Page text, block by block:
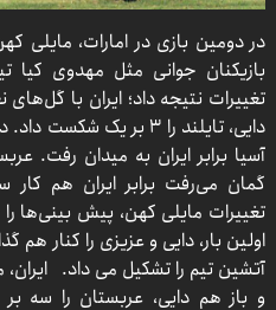
در دومین بازی در امارات، مایلی
بازیکنان جوانی مثل مهدوی کیا
تغییرات نتیجه داد؛ ایران با
دایی، تایلند را ۳ بر
آسیا برابر ایران به میدان رفت.
گمان می‌رفت برابر ایران هم
تغییرات مایلی کهن، پیش بینی‌ها
اولین بار، دایی و عزیزی را کنار
آتشین تیم را تشکیل می داد. ایران،
و باز هم دایی، عربستان را سه